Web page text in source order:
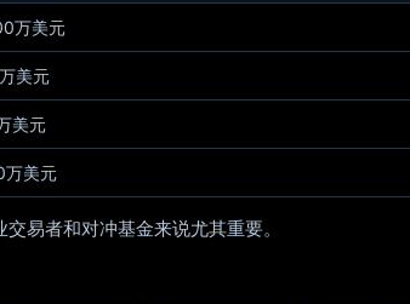
万美元
美元
美元
美元
易者和对冲基金来说尤其重要。